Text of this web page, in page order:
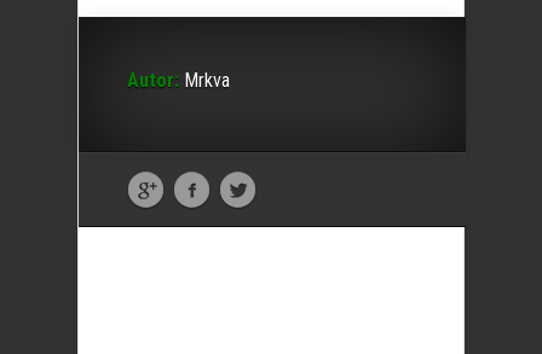
Autor: Mrkva